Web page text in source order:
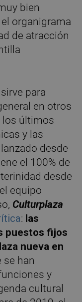
bien
organigrama
de atracción
para
en otros
los últimos
y las
desde
el 100% de
desde
equipo
Culturplaza
: las
puestos fijos
nueva en
se han
y
cultural